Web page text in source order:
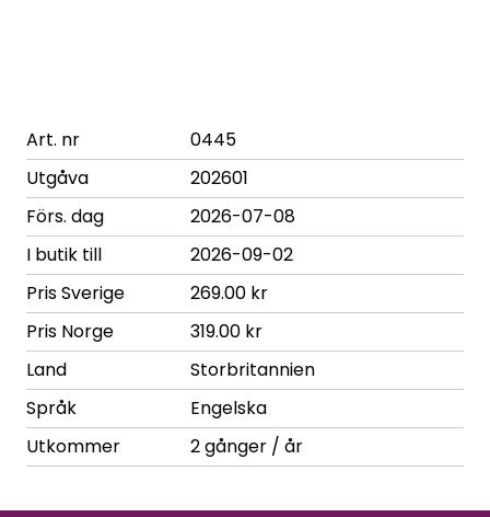
Art. nr
0445
Utgåva
202601
Förs. dag
2026-07-08
I butik till
2026-09-02
Pris Sverige
269.00 kr
Pris Norge
319.00 kr
Land
Storbritannien
Språk
Engelska
Utkommer
2 gånger / år